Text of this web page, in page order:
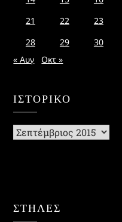
21
22 23
28
29
30
« Αυγ
Οκτ »
ΙΣΤΟΡΙΚΌ
Ιστορικό
ΣΤΗΛΕΣ